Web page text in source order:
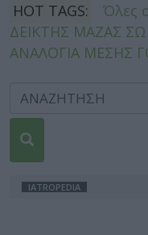
HOT TAGS:
Όλες
ΔΕΙΚΤΗΣ ΜΑΖΑΣ
ΑΝΑΛΟΓΙΑ ΜΕΣΗΣ
IATROPEDIA